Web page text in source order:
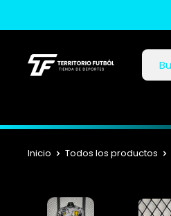
Inicio Todos los productos